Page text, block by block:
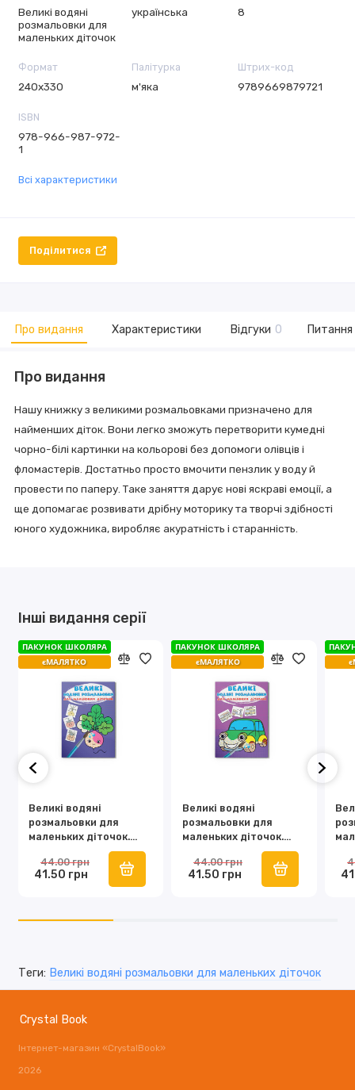
Великі водяні
розмальовки для
маленьких діточок
українська 8
Формат
240х330
Палітурка
м'яка
Штрих-код
9789669879721
ISBN
978-966-987-972-
1
Всі характеристики
Поділитися
Про видання Характеристики Відгуки 0 Питання
Про видання
Нашу книжку з великими розмальовками призначено для
найменших дiток. Вони легко зможуть перетворити кумеднi
чорно-бiлi картинки на кольоровi без допомоги олiвцiв i
фломастерiв. Достатньо просто вмочити пензлик у воду й
провести по паперу. Таке заняття дарує новi яскравi емоцiї, а
ще допомагає розвивати дрiбну моторику та творчi здiбностi
юного художника, виробляє акуратнiсть i стараннiсть.
Інші видання серії
Великі водяні
розмальовки для
маленьких діточок.
ПАКУНОК ШКОЛЯРА
єМАЛЯТКО
ПАКУНОК ШКОЛЯРА
єМАЛЯТКО
41.50 грн
44.00 грн
Великі водяні
розмальовки для
маленьких діточок.
ПАКУНОК ШКОЛЯРА
єМАЛЯТКО
ПАКУНОК ШКОЛЯРА
єМАЛЯТКО
41.50 грн
44.00 грн
Теги: Великі водяні розмальовки для маленьких діточок
Crystal Book
Інтернет-магазин «CrystalBook»
2026